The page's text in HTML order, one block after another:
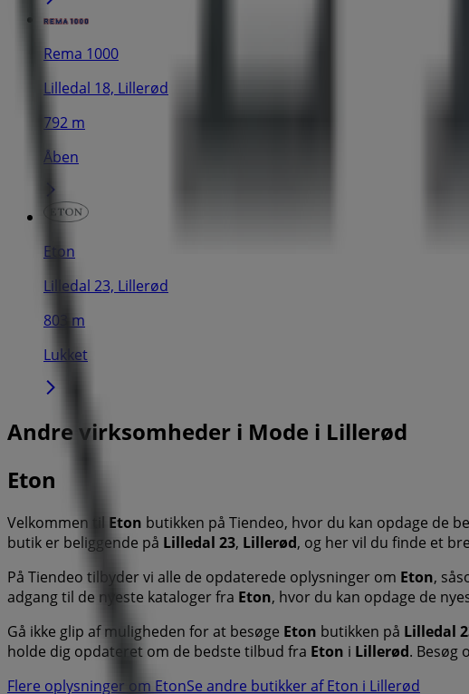
Rema 1000
Lilledal 18, Lillerød
792 m
Åben
Eton
Lilledal 23, Lillerød
803 m
Lukket
Andre virksomheder i Mode i Lillerød
Eton
Velkommen til Eton butikken på Tiendeo, hvor du kan opdage de
butik er beliggende på Lilledal 23, Lillerød, og her vil du finde et
På Tiendeo tilbyder vi alle de opdaterede oplysninger om Eton,
adgang til de nyeste kataloger fra Eton, hvor du kan opdage de
Gå ikke glip af muligheden for at besøge Eton butikken på Lilledal
holde dig opdateret om de bedste tilbud fra Eton i Lillerød. Besøg
Flere oplysninger om EtonSe andre butikker af Eton i Lillerød